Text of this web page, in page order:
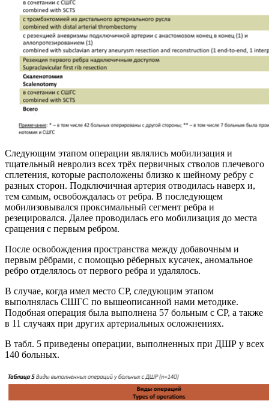
Следующим этапом операции являлись мобилизация и
тщательный невролиз всех трёх первичных стволов плечевого
сплетения, которые расположены близко к шейному ребру с
разных сторон. Подключичная артерия отводилась наверх и,
тем самым, освобождалась от ребра. В последующем
мобилизовывался проксимальный сегмент ребра и
резецировался. Далее проводилась его мобилизация до места
сращения с первым ребром.
После освобождения пространства между добавочным и
первым рёбрами, с помощью рёберных кусачек, аномальное
ребро отделялось от первого ребра и удалялось.
В случае, когда имел место СР, следующим этапом
выполнялась СШГС по вышеописанной нами методике.
Подобная операция была выполнена 57 больным с СР, а также
в 11 случаях при других артериальных осложнениях.
В табл. 5 приведены операции, выполненных при ДШР у всех
140 больных.